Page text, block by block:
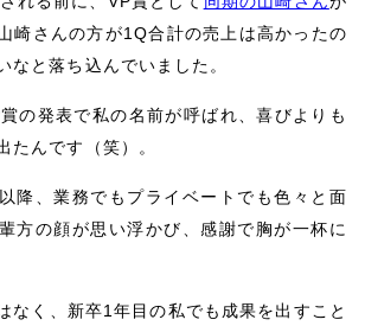
崎さんの方が1Q合計の売上は高かったの
なと落ち込んでいました。
の発表で私の名前が呼ばれ、喜びよりも
たんです（笑）。
降、業務でもプライベートでも色々と面
方の顔が思い浮かび、感謝で胸が一杯に
なく、新卒1年目の私でも成果を出すこと